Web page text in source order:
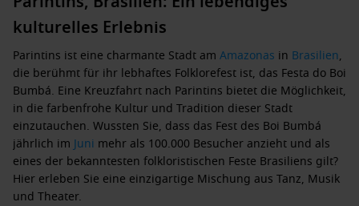
kulturelles Erlebnis
Parintins ist eine charmante Stadt am Amazonas in Brasilien,
die berühmt für ihr lebhaftes Folklorefest ist, das Festa do Boi
Bumbá. Eine Kreuzfahrt nach Parintins bietet die Möglichkeit,
in die farbenfrohe Kultur und Tradition dieser Stadt
einzutauchen. Wussten Sie, dass das Fest des Boi Bumbá
jährlich im Juni mehr als 100.000 Besucher anzieht und als
eines der bekanntesten folkloristischen Feste Brasiliens gilt?
Hier erleben Sie eine einzigartige Mischung aus Tanz, Musik
und Theater.